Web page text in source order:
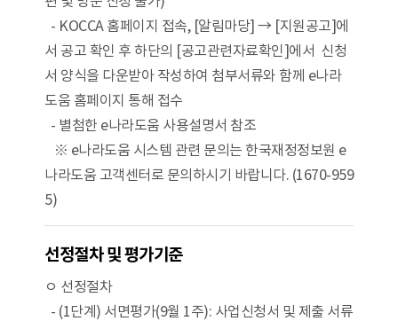
- KOCCA 홈페이지 접속, [알림마당] → [지원공고]에
서 공고 확인 후 하단의 [공고관련자료확인]에서 신청
서 양식을 다운받아 작성하여 첨부서류와 함께 e나라
도움 홈페이지 통해 접수
- 별첨한 e나라도움 사용설명서 참조
※ e나라도움 시스템 관련 문의는 한국재정정보원 e
나라도움 고객센터로 문의하시기 바랍니다. (1670-959
5)
선정절차 및 평가기준
ㅇ 선정절차
- (1단계) 서면평가(9월 1주): 사업신청서 및 제출 서류